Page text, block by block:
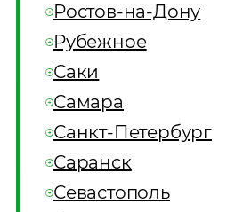
Ростов-на-Дону
Рубежное
Саки
Самара
Санкт-Петербург
Саранск
Севастополь